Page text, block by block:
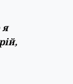
я